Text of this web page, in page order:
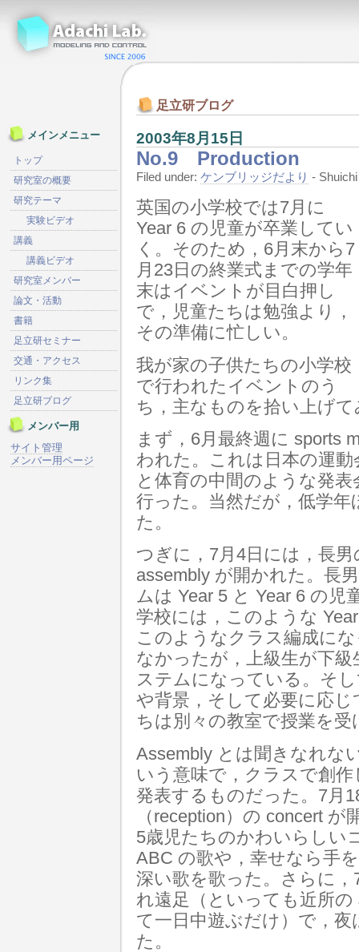
足立研ブログ
2003年8月15日
No.9 Production
Filed under: ケンブリッジだより -
英国の小学校では7月に
Year 6 の児童が卒業してい
く。 そのため，6月末から7
月23日の終業式までの学年
末はイベントが目白押し
で，児童たちは勉強より，
その準備に忙しい。
我が家の子供たちの小学校
で行われたイベントのう
ち，主なものを拾い上げ
まず，6月最終週に sports
われた。これは日本の運
と体育の中間のような発
行った。当然だが，低学
た。
つぎに，7月4日には，長
assembly が開かれた。長
ムは Year 5 と Year 6 の
学校には，このような
このようなクラス編成に
なかったが，上級生が下
ステムになっている。そ
や背景，そして必要に応
ちは別々の教室で授業を受
Assembly とは聞きなれな
いう意味で，クラスで創
発表するものだった。7月
（reception）の concert
5歳児たちのかわいらしい
ABC の歌や，幸せなら手
深い歌を歌った。さらに，
れ遠足（といっても近所
て一日中遊ぶだけ）で，
た。
メインメニュー
トップ
研究室の概要
研究テーマ
実験ビデオ
講義
講義ビデオ
研究室メンバー
論文・活動
書籍
足立研セミナー
交通・アクセス
リンク集
足立研ブログ
メンバー用
サイト管理
メンバー用ページ